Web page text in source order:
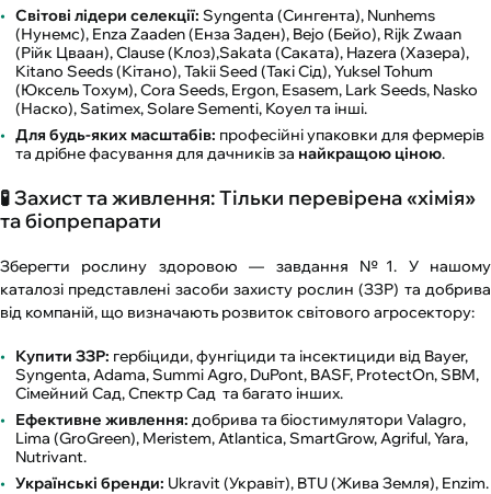
Світові лідери селекції: Syngenta (Сингента), Nunhems
(Нунемс), Enza Zaaden (Енза Заден), Bejo (Бейо), Rijk Zwaan
(Рійк Цваан), Clause (Клоз),Sakata (Саката), Hazera (Хазера),
Kitano Seeds (Кітано), Takii Seed (Такі Сід), Yuksel Tohum
(Юксель Тохум), Cora Seeds, Ergon, Esasem, Lark Seeds, Nasko
(Наско), Satimex, Solare Sementi, Коуел та інші.
Для будь-яких масштабів: професійні упаковки для фермерів
та дрібне фасування для дачників за найкращою ціною.
🧪 Захист та живлення: Тільки перевірена «хімія»
та біопрепарати
Зберегти рослину здоровою — завдання №1. У нашому
каталозі представлені засоби захисту рослин (ЗЗР) та добрива
від компаній, що визначають розвиток світового агросектору:
Купити ЗЗР: гербіциди, фунгіциди та інсектициди від Bayer,
Syngenta, Adama, Summi Аgro, DuPont, BASF, ProtectOn, SBM,
Сімейний Сад, Спектр Сад та багато інших.
Ефективне живлення: добрива та біостимулятори Valagro,
Lima (GroGreen), Meristem, Atlantica, SmartGrow, Agriful, Yara,
Nutrivant.
Українські бренди: Ukravit (Укравіт), BTU (Жива Земля), Enzim.